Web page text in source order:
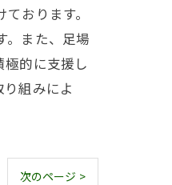
おります。
。また、足場
的に支援し
組みによ
次のページ >